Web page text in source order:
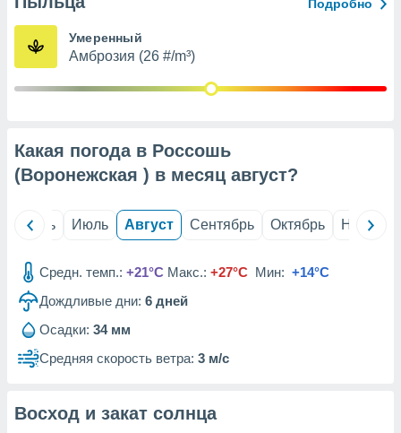
рекламы
сведения
Подробно
Умеренный
Амброзия (26 #/m³)
Какая погода в Россошь
(Воронежская ) в месяц август?
Июнь Июль Август Сентябрь Октябрь Ноябрь
Средн. темп.: +21°C Макс.: +27°C Мин: +14°C
Дождливые дни: 6 дней
Осадки: 34 мм
Средняя скорость ветра: 3 м/с
Восход и закат солнца